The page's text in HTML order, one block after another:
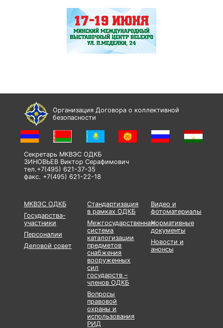
Организация Договора о коллективной
безопасности
Секретарь МКВЭС ОДКБ
ЗИНОВЬЕВ Виктор Серафимович
тел.+7(495) 621-37-35
факс. +7(495) 621-22-18
МКВЭС ОДКБ
Государства-
участники
Персоналии
Деловой совет
Стандартизация
в рамках ОДКБ
Межгосударственная
система
каталогизации
предметов
снабжения
вооруженных
сил
государств –
членов ОДКБ
Вопросы
правовой
охраны и
использования
РИД
Видео и
фотоматериалы
Нормативные
документы
Новости и
анонсы